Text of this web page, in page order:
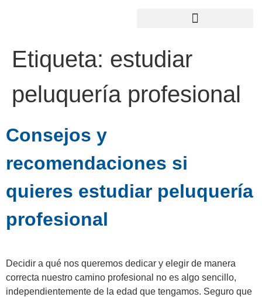
Etiqueta: estudiar
peluquería profesional
Consejos y
recomendaciones si
quieres estudiar peluquería
profesional
Decidir a qué nos queremos dedicar y elegir de manera
correcta nuestro camino profesional no es algo sencillo,
independientemente de la edad que tengamos. Seguro que